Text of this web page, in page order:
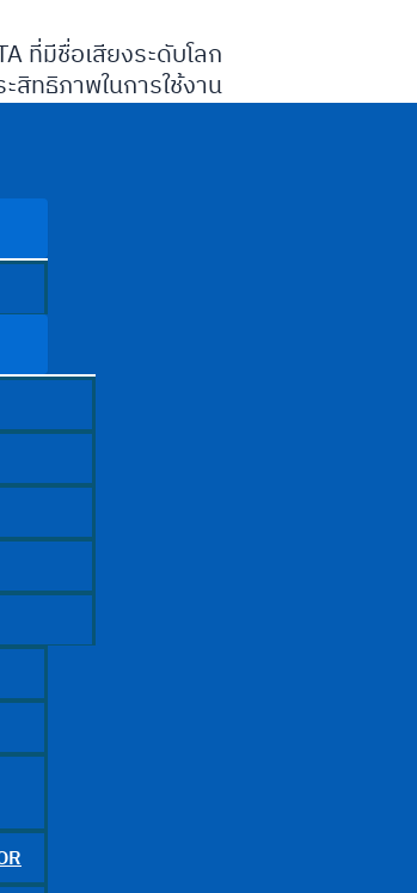
ที่มีชื่อเสียงระดับโลก
สิทธิภาพในการใช้งาน